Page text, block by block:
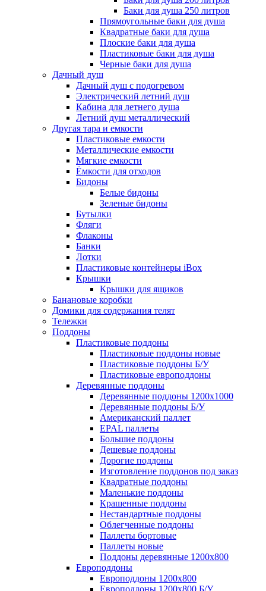
Баки для душа 250 литров
Прямоугольные баки для душа
Квадратные баки для душа
Плоские баки для душа
Пластиковые баки для душа
Черные баки для душа
Дачный душ
Дачный душ с подогревом
Электрический летний душ
Кабина для летнего душа
Летний душ металлический
Другая тара и емкости
Пластиковые емкости
Металлические емкости
Мягкие емкости
Ёмкости для отходов
Бидоны
Белые бидоны
Зеленые бидоны
Бутылки
Фляги
Флаконы
Банки
Лотки
Пластиковые контейнеры iBox
Крышки
Крышки для ящиков
Банановые коробки
Домики для содержания телят
Тележки
Поддоны
Пластиковые поддоны
Пластиковые поддоны новые
Пластиковые поддоны Б/У
Пластиковые европоддоны
Деревянные поддоны
Деревянные поддоны 1200х1000
Деревянные поддоны Б/У
Американский паллет
EPAL паллеты
Большие поддоны
Дешевые поддоны
Дорогие поддоны
Изготовление поддонов под заказ
Квадратные поддоны
Маленькие поддоны
Крашенные поддоны
Нестандартные поддоны
Облегченные поддоны
Паллеты бортовые
Паллеты новые
Поддоны деревянные 1200х800
Европоддоны
Европоддоны 1200х800